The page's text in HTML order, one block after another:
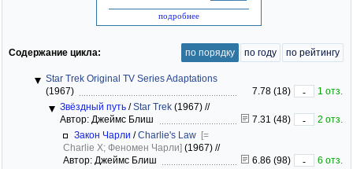
подробнее
Содержание цикла: по порядку по году по рейтингу
Star Trek Original TV Series Adaptations
(1967)
7.78 (18) -
1 отз.
Звёздный путь /Star Trek (1967) //
Автор: Джеймс Блиш
7.31 (48) -
2 отз.
Закон Чарли /Charlie's Law [=
Charlie X; Феномен Чарли] (1967) //
Автор: Джеймс Блиш
6.86 (98) -
6 отз.